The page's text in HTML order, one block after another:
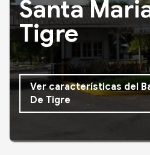
Santa
Tigre
Ver características del
De Tigre